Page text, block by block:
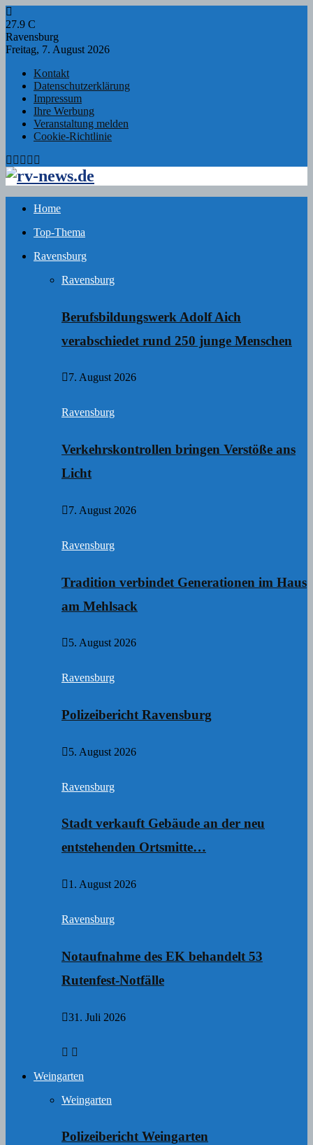
27.9 C
Ravensburg
Freitag, 7. August 2026
Kontakt
Datenschutzerklärung
Impressum
Ihre Werbung
Veranstaltung melden
Cookie-Richtlinie
Facebook
Twitter
Instagram
Email
Home
Top-Thema
Ravensburg
Ravensburg
Berufsbildungswerk Adolf Aich
verabschiedet rund 250 junge Menschen
7. August 2026
Ravensburg
Verkehrskontrollen bringen Verstöße ans
Licht
7. August 2026
Ravensburg
Tradition verbindet Generationen im Haus
am Mehlsack
5. August 2026
Ravensburg
Polizeibericht Ravensburg
5. August 2026
Ravensburg
Stadt verkauft Gebäude an der neu
entstehenden Ortsmitte…
1. August 2026
Ravensburg
Notaufnahme des EK behandelt 53
Rutenfest-Notfälle
31. Juli 2026
Weingarten
Weingarten
Polizeibericht Weingarten